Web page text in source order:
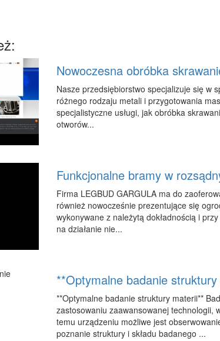
Nowoczesna obróbka
Nasze przedsiębiorstwo specjalizuje się w
różnego rodzaju metali i przygotowania
specjalistyczne usługi, jak obróbka
otworów...
Funkcjonalne bramy w
Firma LEGBUD GARGULA ma do
również nowocześnie prezentujące się
wykonywane z należytą dokładnością i
na działanie nie...
**Optymalne badanie
**Optymalne badanie struktury materii**
zastosowaniu zaawansowanej technologii,
temu urządzeniu możliwe jest
poznanie struktury i składu badanego ...